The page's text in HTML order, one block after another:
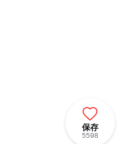
保存
5598